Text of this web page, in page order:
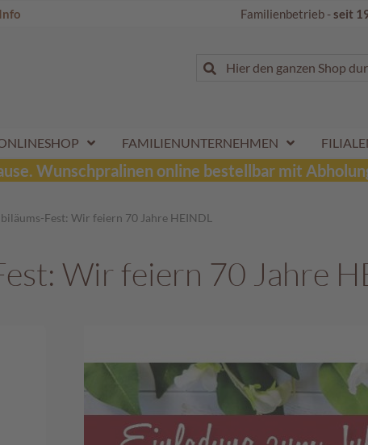
Familienbetrieb -seit
Hier den ganzen Shop
Suche
FAMILIENUNTERNEHMEN
Wunschpralinen online bestellbar mit
Fest: Wir feiern 70 Jahre HEINDL
Wir feiern 70 Jahre